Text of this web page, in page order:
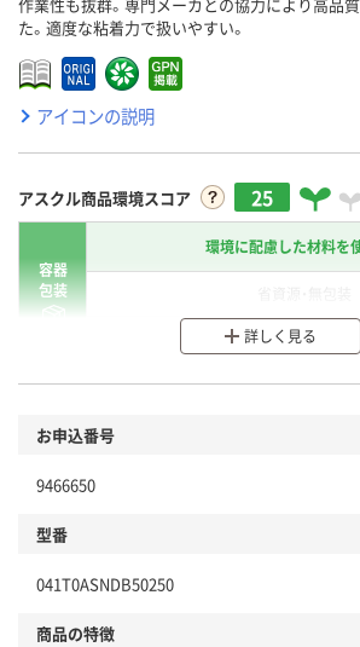
た。適度な粘着力で扱いやすい。
アイコンの説明
アスクル商品環境スコア 25
容器
包装
環境に配慮した材料を
分別・リサイクルしやすい
商品
本体
仕組
詳しく見る
お申込番号
9466650
型番
041T0ASNDB50250
商品の特徴